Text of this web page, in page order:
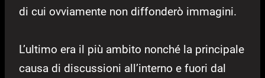
di cui ovviamente non diffonderò immagini.
L’ultimo era il più ambito nonché la principale
causa di discussioni all’interno e fuori dal